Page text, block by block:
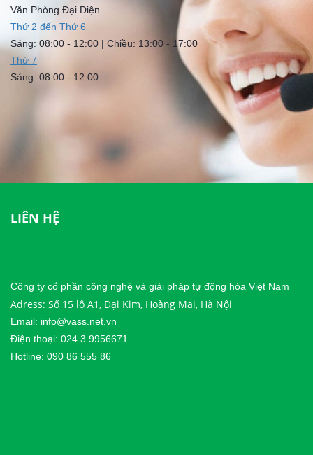
Văn Phòng Đại Diện
Thứ 2 đến Thứ 6
Sáng: 08:00 - 12:00 | Chiều: 13:00 - 17:00
Thứ 7
Sáng: 08:00 - 12:00
LIÊN HỆ
Công ty cổ phần công nghệ và giải pháp tự động hóa Việt Nam
Adress: Số 15 lô A1, Đại Kim, Hoàng Mai, Hà Nội
Email: info@vass.net.vn
Điện thoại: 024 3 9956671
Hotline: 090 86 555 86